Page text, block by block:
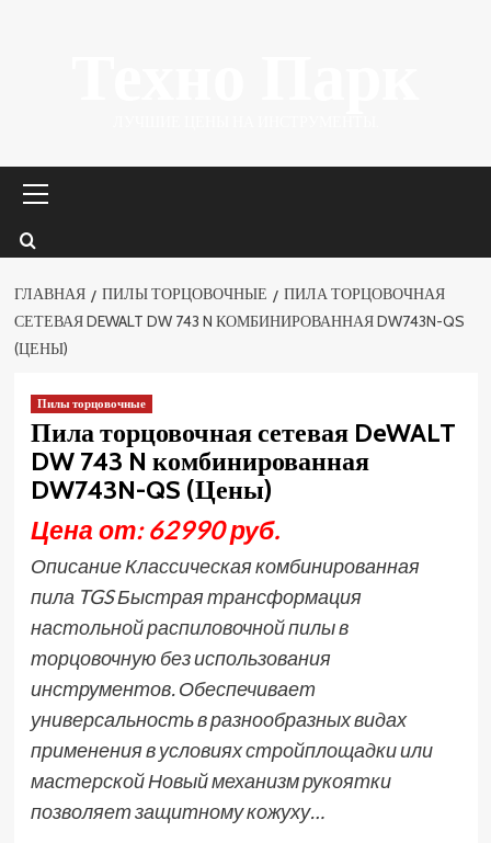
меню
ГЛАВНАЯ ПИЛЫ ТОРЦОВОЧНЫЕ
ПИЛА ТОРЦОВОЧНАЯ
СЕТЕВАЯ DEWALT DW 743 N КОМБИНИРОВАННАЯ DW743N-QS
(ЦЕНЫ)
Пилы торцовочные
Пила торцовочная сетевая DeWALT
DW 743 N комбинированная
DW743N-QS (Цены)
Цена от: 62990 руб.
Описание Классическая комбинированная
пила TGS Быстрая трансформация
настольной распиловочной пилы в
торцовочную без использования
инструментов. Обеспечивает
универсальность в разнообразных видах
применения в условиях стройплощадки или
мастерской Новый механизм рукоятки
позволяет защитному кожуху…